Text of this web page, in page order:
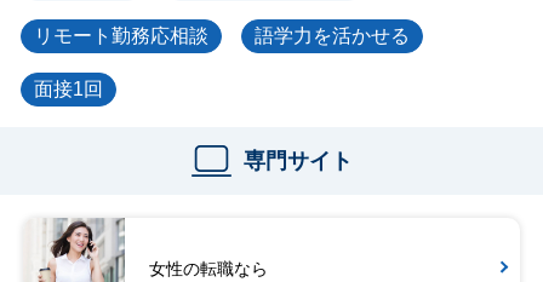
リモート勤務応相談 語学力を活かせる
面接1回
専門サイト
女性の転職なら